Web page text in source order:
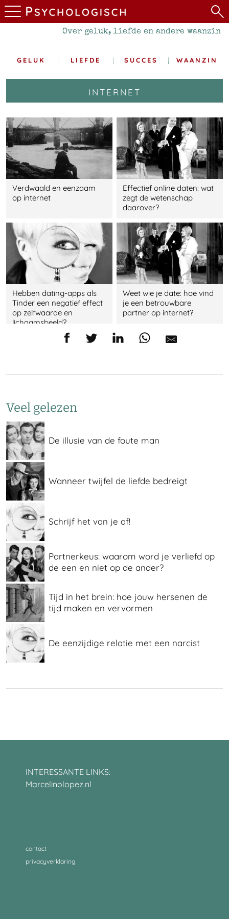
Over geluk, liefde en andere waanzin
GELUK LIEFDE SUCCES WAANZIN
internet
Verdwaald en eenzaam
op internet
Effectief online daten: wat
zegt de wetenschap
daarover?
Hebben dating-apps als
Tinder een negatief effect
op zelfwaarde en
lichaamsbeeld?
Weet wie je date: hoe vind
je een betrouwbare
partner op internet?
Veel gelezen
De illusie van de foute man
Wanneer twijfel de liefde bedreigt
Schrijf het van je af!
Partnerkeus: waarom word je verliefd op
de een en niet op de ander?
Tijd in het brein: hoe jouw hersenen de
tijd maken en vervormen
De eenzijdige relatie met een narcist
INTERESSANTE LINKS:
Marcelinolopez.nl
contact
privacyverklaring